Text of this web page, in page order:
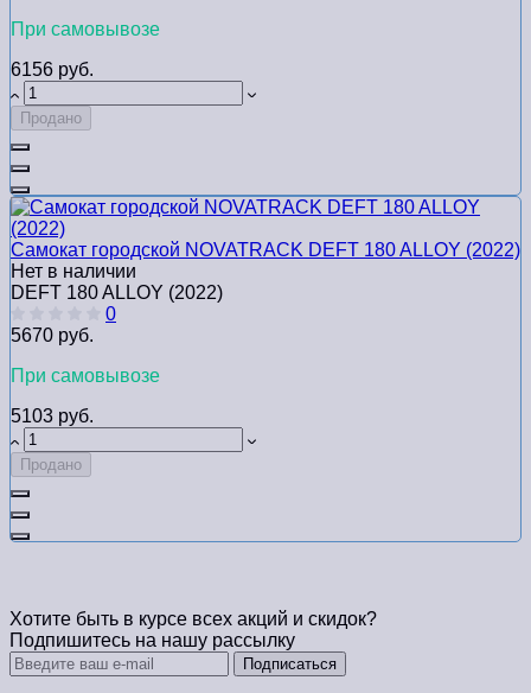
При самовывозе
6156 руб.
Продано
Самокат городской NOVATRACK DEFT 180 ALLOY (2022)
Нет в наличии
DEFT 180 ALLOY (2022)
0
5670 руб.
При самовывозе
5103 руб.
Продано
Хотите быть в курсе всех акций и скидок?
Подпишитесь на нашу рассылку
Подписаться